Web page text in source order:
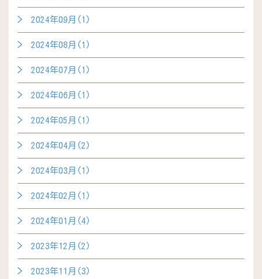
2024年09月(1)
2024年08月(1)
2024年07月(1)
2024年06月(1)
2024年05月(1)
2024年04月(2)
2024年03月(1)
2024年02月(1)
2024年01月(4)
2023年12月(2)
2023年11月(3)